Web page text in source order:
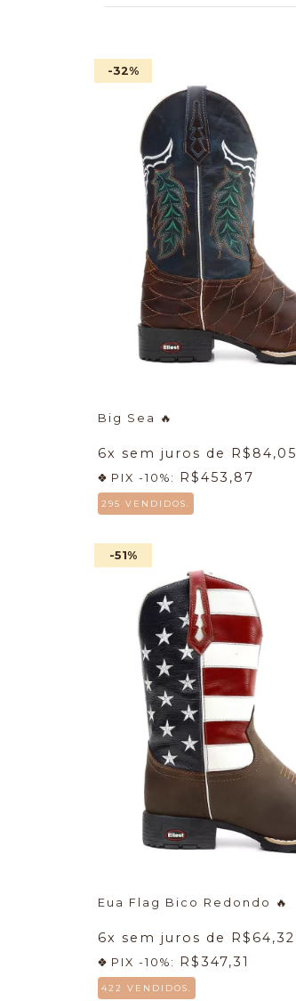
-32%
Big Sea 🔥
6x sem juros de R$84,05
PIX -10%: R$453,87
295 VENDIDOS.
-51%
Eua Flag Bico Redondo 🔥
6x sem juros de R$64,32
PIX -10%: R$347,31
422 VENDIDOS.